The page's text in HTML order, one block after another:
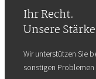
Ihr Recht.
Unsere
Wir unterstützen Sie
sonstigen